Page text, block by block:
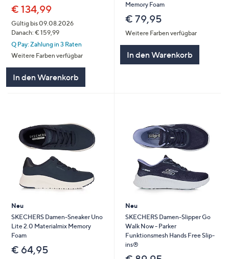
€ 134,99
Gültig bis 09.08.2026
Danach: € 159,99
Q Pay: Zahlung in 3 Raten
Weitere Farben verfügbar
In den Warenkorb
Memory Foam
€ 79,95
Weitere Farben verfügbar
In den Warenkorb
Neu
SKECHERS Damen-Sneaker Uno
Lite 2.0 Materialmix Memory
Foam
€ 64,95
Neu
SKECHERS Damen-Slipper Go
Walk Now - Parker
Funktionsmesh Hands Free Slip-
ins®